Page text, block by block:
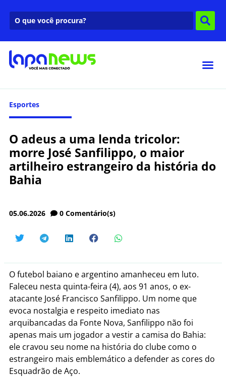
Esportes
O adeus a uma lenda tricolor:
morre José Sanfilippo, o maior
artilheiro estrangeiro da história do
Bahia
05.06.2026 0 Comentário(s)
O futebol baiano e argentino amanheceu em luto.
Faleceu nesta quinta-feira (4), aos 91 anos, o ex-
atacante José Francisco Sanfilippo. Um nome que
evoca nostalgia e respeito imediato nas
arquibancadas da Fonte Nova, Sanfilippo não foi
apenas mais um jogador a vestir a camisa do Bahia:
ele cravou seu nome na história do clube como o
estrangeiro mais emblemático a defender as cores do
Esquadrão de Aço.